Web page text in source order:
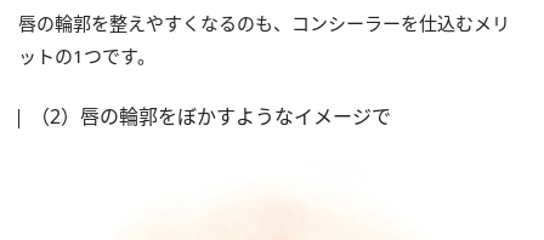
唇の輪郭を整えやすくなるのも、コンシーラーを仕込むメリ
ットの1つです。
（2）唇の輪郭をぼかすようなイメージで